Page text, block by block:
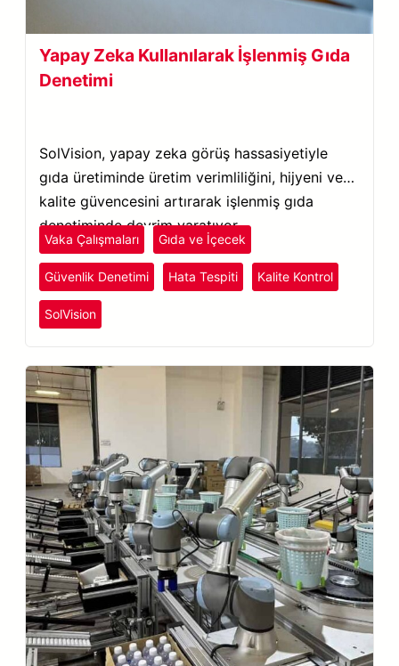
Yapay Zeka Kullanılarak İşlenmiş Gıda
Denetimi
SolVision, yapay zeka görüş hassasiyetiyle
gıda üretiminde üretim verimliliğini, hijyeni ve
kalite güvencesini artırarak işlenmiş gıda
denetiminde devrim yaratıyor.
Vaka Çalışmaları Gıda ve İçecek
Güvenlik Denetimi Hata Tespiti Kalite Kontrol
SolVision